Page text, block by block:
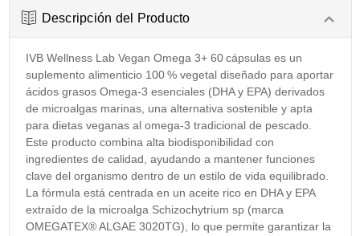
Descripción del Producto
IVB Wellness Lab Vegan Omega 3+ 60 cápsulas es un
suplemento alimenticio 100 % vegetal diseñado para aportar
ácidos grasos Omega‑3 esenciales (DHA y EPA) derivados
de microalgas marinas, una alternativa sostenible y apta
para dietas veganas al omega‑3 tradicional de pescado.
Este producto combina alta biodisponibilidad con
ingredientes de calidad, ayudando a mantener funciones
clave del organismo dentro de un estilo de vida equilibrado.
La fórmula está centrada en un aceite rico en DHA y EPA
extraído de la microalga Schizochytrium sp (marca
OMEGATEX® ALGAE 3020TG), lo que permite garantizar la